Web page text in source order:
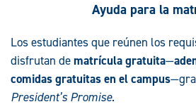
Ayuda para la
Los estudiantes que reúnen los
disfrutan dematrícula gratuita—
comidas gratuitasen el campus
President’s Promise.